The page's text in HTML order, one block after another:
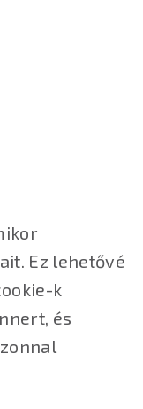
Ez lehetővé
k
és